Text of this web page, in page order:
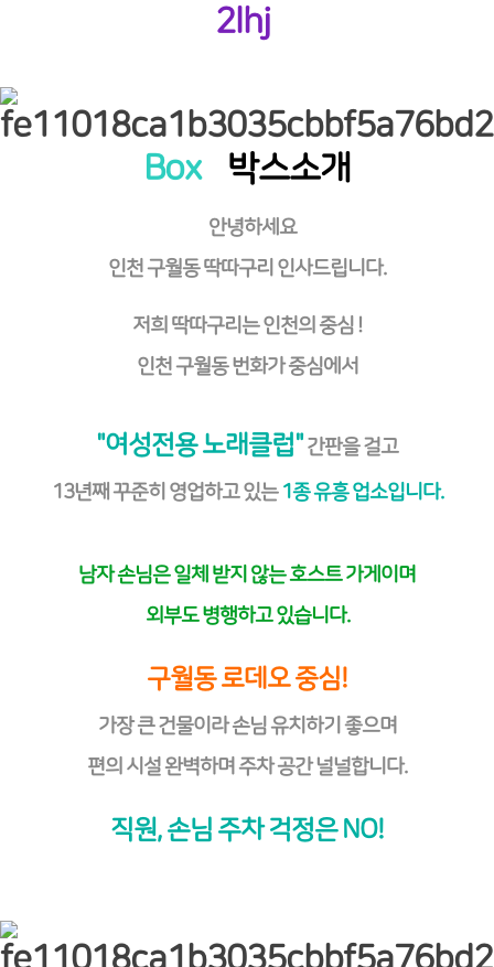
2lhj
Box 박스소개
안녕하세요
인천 구월동 딱따구리 인사드립니다.
저희 딱따구리는 인천의 중심 !
인천 구월동 번화가 중심에서
"여성전용 노래클럽"간판을 걸고
13년째 꾸준히 영업하고 있는1종 유흥 업소입니다.
남자 손님은 일체 받지 않는 호스트 가게이며
외부도 병행하고 있습니다.
구월동 로데오 중심!
가장 큰 건물이라 손님 유치하기 좋으며
편의 시설 완벽하며 주차 공간 널널합니다.
직원, 손님 주차 걱정은 NO!